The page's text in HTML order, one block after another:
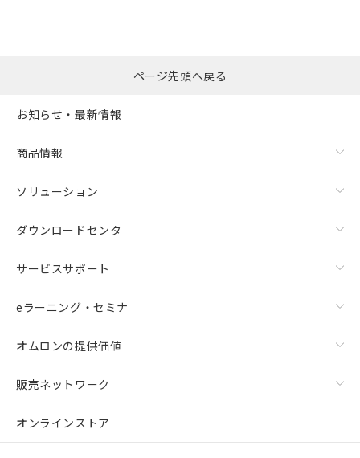
ページ先頭へ戻る
お知らせ・最新情報
商品情報
ソリューション
ダウンロードセンタ
サービスサポート
eラーニング・セミナ
オムロンの提供価値
販売ネットワーク
オンラインストア